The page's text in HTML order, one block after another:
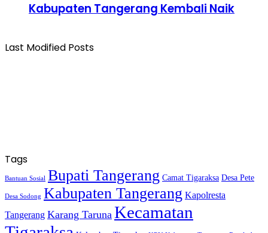
Kabupaten Tangerang Kembali Naik
Last Modified Posts
Tags
Bantuan Sosial Bupati Tangerang Camat Tigaraksa Desa Pete
Desa Sodong Kabupaten Tangerang Kapolresta
Tangerang Karang Taruna Kecamatan